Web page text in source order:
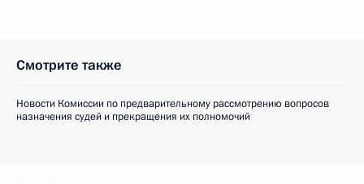
Смотрите также
Новости Комиссии по предварительному рассмотрению вопросов
назначения судей и прекращения их полномочий